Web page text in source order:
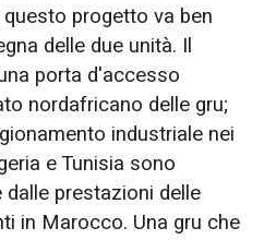
progetto va ben
delle due unità. Il
porta d'accesso
nordafricano delle gru;
industriale nei
e Tunisia sono
prestazioni delle
in Marocco. Una gru che